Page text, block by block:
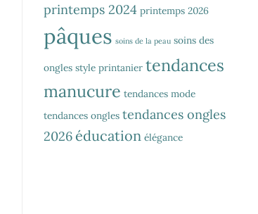
printemps 2024 printemps 2026
pâques soins de la peau soins des
ongles style printanier tendances
manucure tendances mode
tendances ongles tendances ongles
2026 éducation élégance